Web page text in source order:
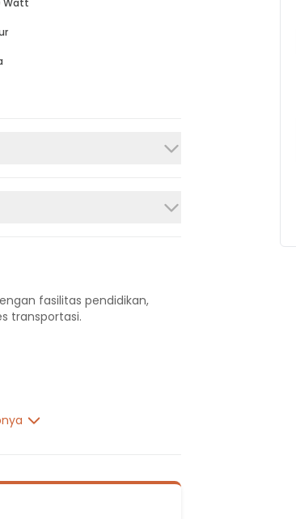
Watt
fasilitas pendidikan,
transportasi.